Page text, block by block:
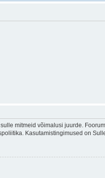
mitmeid võimalusi juurde.
Kasutamistingimused on